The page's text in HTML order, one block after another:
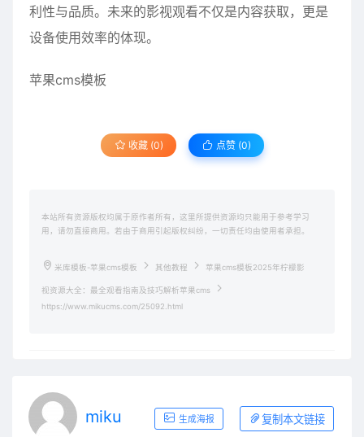
利性与品质。未来的影视观看不仅是内容获取，更是
设备使用效率的体现。
苹果cms模板
收藏 (0) 点赞 (0)
本站所有资源版权均属于原作者所有，这里所提供资源均只能用于参考学习
用，请勿直接商用。若由于商用引起版权纠纷，一切责任均由使用者承担。
米库模板-苹果cms模板 其他教程 苹果cms模板2025年柠檬影
视资源大全：最全观看指南及技巧解析苹果cms
https://www.mikucms.com/25092.html
miku 生成海报 复制本文链接